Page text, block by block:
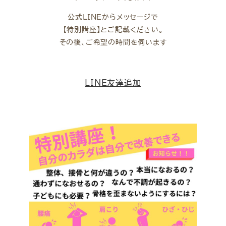
公式LINEからメッセージで
【特別講座】とご記載ください。
その後、ご希望の時間を伺います
LINE友達追加